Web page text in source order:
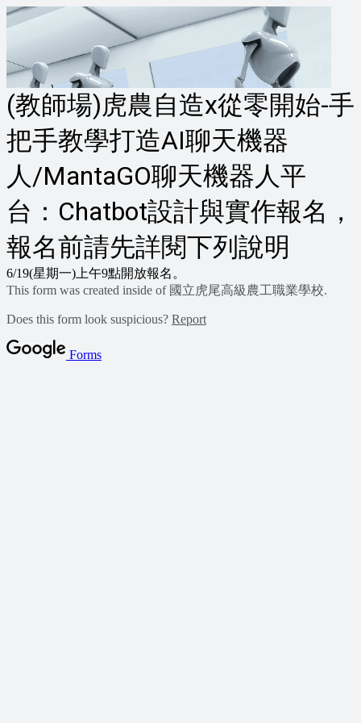
(教師場)虎農自造x從零開始-手
把手教學打造AI聊天機器
人/MantaGO聊天機器人平
台：Chatbot設計與實作報名，
報名前請先詳閱下列說明
6/19(星期一)上午9點開放報名。
This form was created inside of 國立虎尾高級農工職業學校.
Does this form look suspicious? Report
Forms